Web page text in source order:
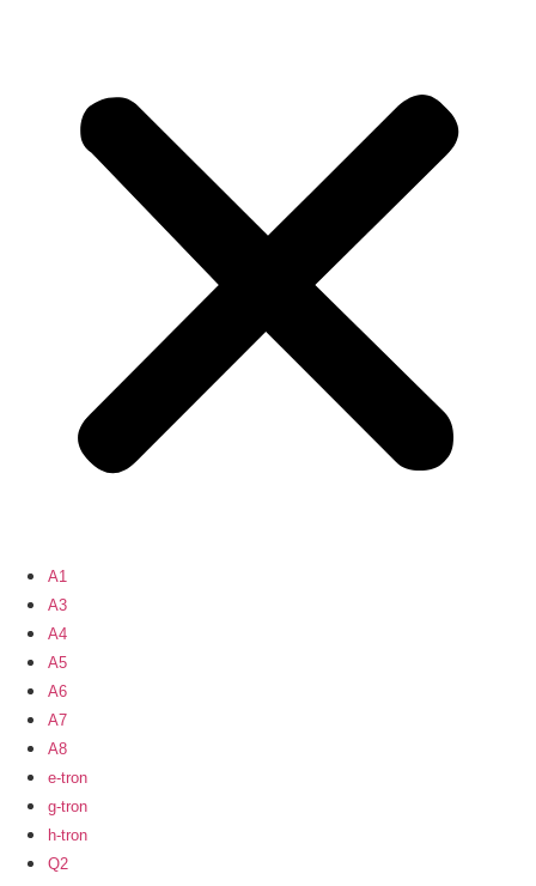
A1
A3
A4
A5
A6
A7
A8
e-tron
g-tron
h-tron
Q2